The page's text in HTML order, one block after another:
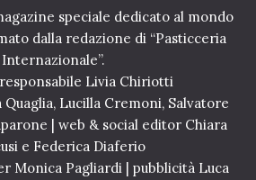
speciale dedicato al mondo
dalla redazione di “Pasticceria
Internazionale”.
Livia Chiriotti
Lucilla Cremoni, Salvatore
| web & social editor Chiara
e Federica Diaferio
Monica Pagliardi | pubblicità Luca